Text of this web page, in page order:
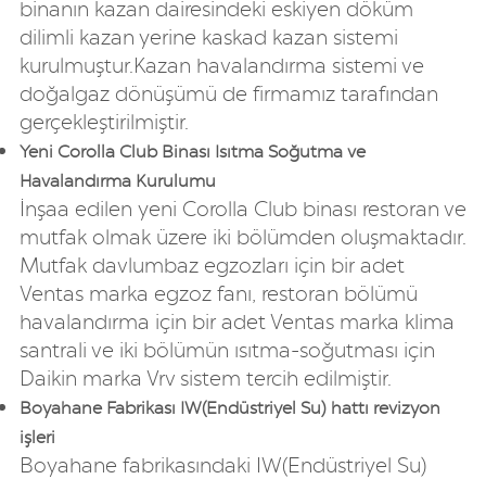
binanın kazan dairesindeki eskiyen döküm
dilimli kazan yerine kaskad kazan sistemi
kurulmuştur.Kazan havalandırma sistemi ve
doğalgaz dönüşümü de firmamız tarafından
gerçekleştirilmiştir.
Yeni Corolla Club Binası Isıtma Soğutma ve
Havalandırma Kurulumu
İnşaa edilen yeni Corolla Club binası restoran ve
mutfak olmak üzere iki bölümden oluşmaktadır.
Mutfak davlumbaz egzozları için bir adet
Ventas marka egzoz fanı, restoran bölümü
havalandırma için bir adet Ventas marka klima
santrali ve iki bölümün ısıtma-soğutması için
Daikin marka Vrv sistem tercih edilmiştir.
Boyahane Fabrikası IW(Endüstriyel Su) hattı revizyon
işleri
Boyahane fabrikasındaki IW(Endüstriyel Su)